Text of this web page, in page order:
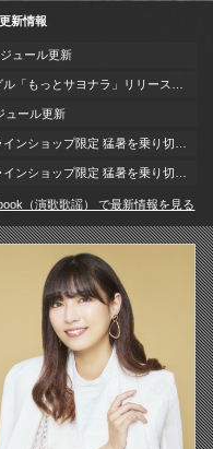
新情報
ュール更新
ュール更新
（演歌歌謡） で最新情報を見る